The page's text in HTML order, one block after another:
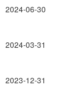
2024-06-30
2024-03-31
2023-12-31